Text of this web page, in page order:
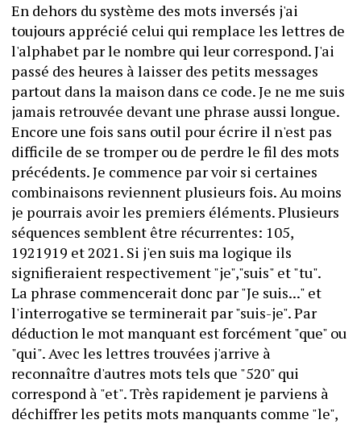
En dehors du système des mots inversés j'ai
toujours apprécié celui qui remplace les lettres de
l'alphabet par le nombre qui leur correspond. J'ai
passé des heures à laisser des petits messages
partout dans la maison dans ce code. Je ne me suis
jamais retrouvée devant une phrase aussi longue.
Encore une fois sans outil pour écrire il n'est pas
difficile de se tromper ou de perdre le fil des mots
précédents. Je commence par voir si certaines
combinaisons reviennent plusieurs fois. Au moins
je pourrais avoir les premiers éléments. Plusieurs
séquences semblent être récurrentes: 105,
1921919 et 2021. Si j'en suis ma logique ils
signifieraient respectivement "je","suis" et "tu".
La phrase commencerait donc par "Je suis..." et
l'interrogative se terminerait par "suis-je". Par
déduction le mot manquant est forcément "que" ou
"qui". Avec les lettres trouvées j'arrive à
reconnaître d'autres mots tels que "520" qui
correspond à "et". Très rapidement je parviens à
déchiffrer les petits mots manquants comme "le",